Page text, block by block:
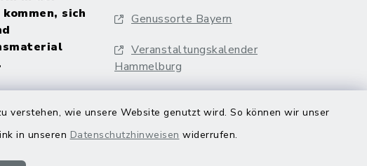
verstehen, wie unsere Website genutzt wird. So können wir unser
in unseren Datenschutzhinweisen widerrufen.
sich
Genussorte Bayern
Veranstaltungskalender
Hammelburg